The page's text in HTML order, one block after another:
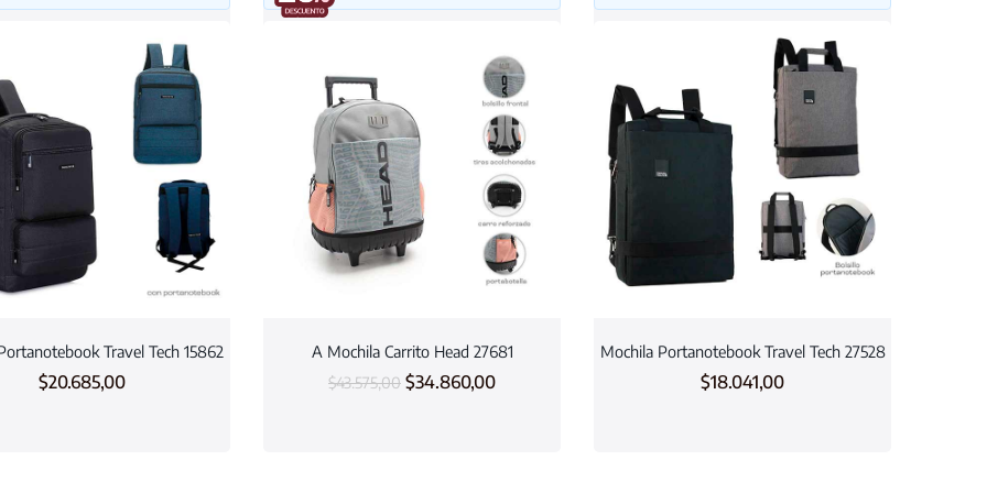
Travel Tech 15862
$20.685,00
A Mochila Carrito Head 27681
$43.575,00 $34.860,00
Mochila Portanotebook Travel Tech 27528
$18.041,00